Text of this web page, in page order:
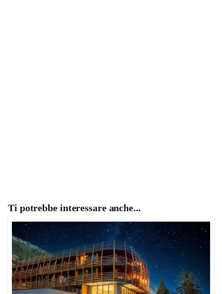
Ti potrebbe interessare anche...